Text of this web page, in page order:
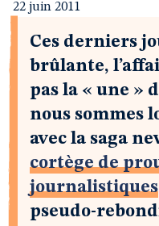
22 juin 2011
Ces derniers
brûlante,
pas la « une »
nous sommes
avec la saga
cortège de
journalistiques
pseudo-